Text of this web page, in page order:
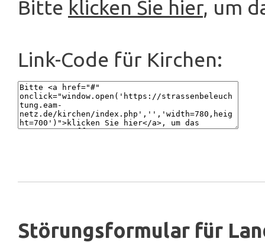
Bitte klicken Sie hier, um
Link-Code für Kirchen:
Störungsformular für